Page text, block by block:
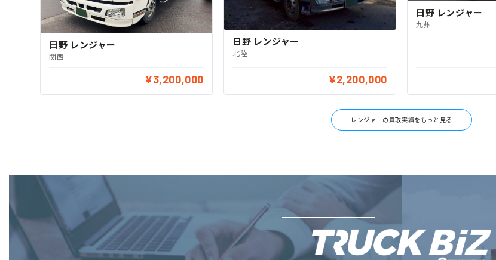
日野 レンジャー
関西
¥3,200,000
日野 レンジャー
北陸
¥2,200,000
日野 レンジャー
九州
レンジャーの買取実績をもっと見る